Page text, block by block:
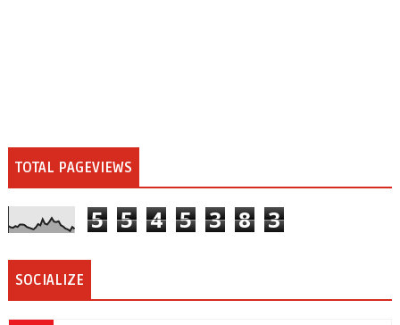
TOTAL PAGEVIEWS
5 5 4 5 3 8 3
SOCIALIZE